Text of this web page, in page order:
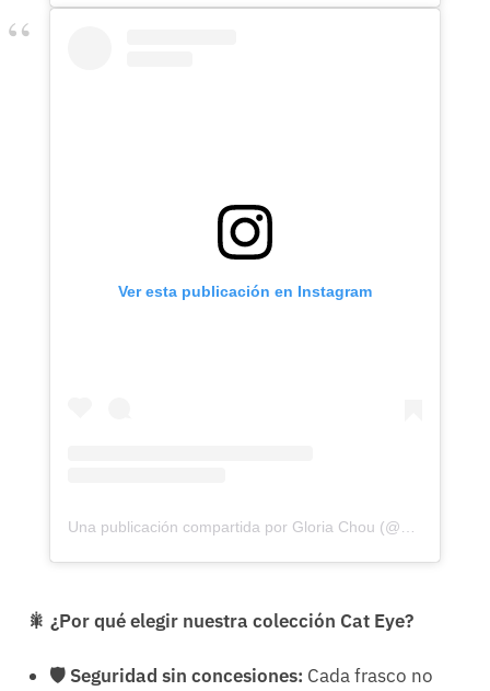
Ver esta publicación en Instagram
Una publicación compartida por Gloria Chou (@chromeclairofficial)
🎇 ¿Por qué elegir nuestra colección Cat Eye?
🛡️ Seguridad sin concesiones: Cada frasco no